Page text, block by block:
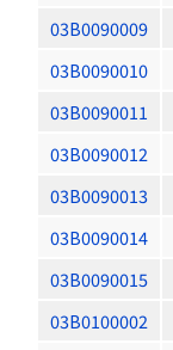
03B0090009
03B0090010
03B0090011
03B0090012
03B0090013
03B0090014
03B0090015
03B0100002